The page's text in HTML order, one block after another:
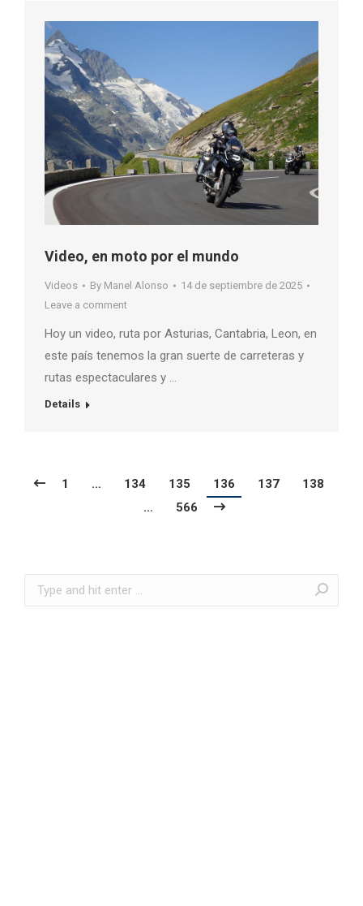
Video, en moto por el mundo
Videos By Manel Alonso
14 de septiembre de 2025
Leave a comment
Hoy un video, ruta por Asturias, Cantabria, Leon, en
este país tenemos la gran suerte de carreteras y
rutas espectaculares y …
Details
1 … 134 135 136 137
138
…
566
Search: